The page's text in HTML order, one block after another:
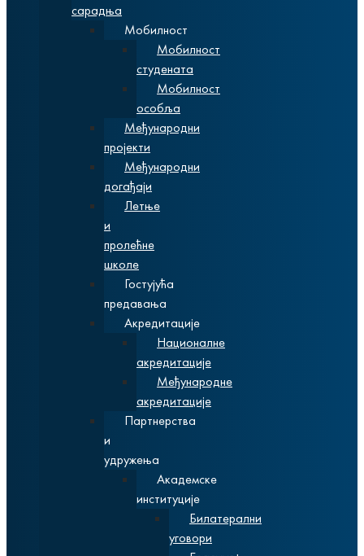
сарадња
Мобилност
Мобилност
студената
Мобилност
особља
Међународни
пројекти
Међународни
догађаји
Летње
и
пролећне
школе
Гостујућа
предавања
Акредитације
Националне
акредитације
Међународне
акредитације
Партнерства
и
удружења
Академске
институције
Билатерални
уговори